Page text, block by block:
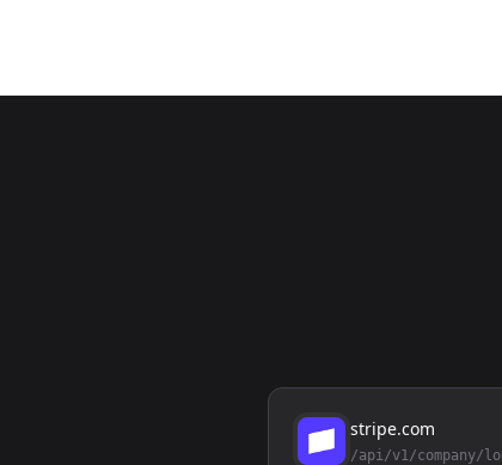
stripe.com